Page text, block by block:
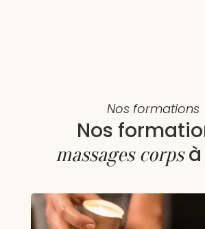
Nos formations
Nos
massages corps